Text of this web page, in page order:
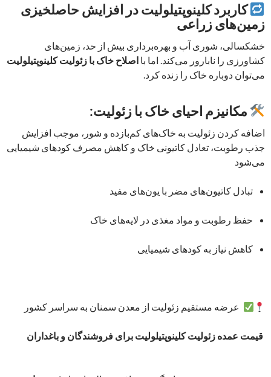
کاربرد کلینوپتیلولیت در افزایش حاصلخیزی
زمین‌های زراعی
خشکسالی، شوری آب و بهره‌برداری بیش از حد، زمین‌های
کشاورزی را نابارور می‌کند. اما با اصلاح خاک با زئولیت کلینوپتیلولیت
می‌توان دوباره خاک را زنده کرد.
مکانیزم احیای خاک با زئولیت:
اضافه کردن زئولیت به خاک‌های کم‌بازده و شور، موجب افزایش
جذب رطوبت، تعادل کاتیونی خاک و کاهش مصرف کودهای شیمیایی
می‌شود
تبادل کاتیون‌های مضر با یون‌های مفید
حفظ رطوبت و مواد مغذی در لایه‌های خاک
کاهش نیاز به کودهای شیمیایی
عرضه مستقیم زئولیت از معدن سمنان به سراسر کشور
قیمت عمده زئولیت کلینوپتیلولیت برای فروشندگان و باغداران